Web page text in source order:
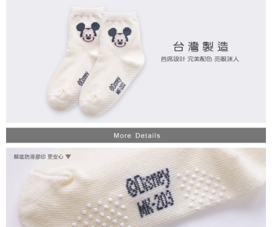
每筆NT$80，滿NT$899(含以上)免運費
每筆NT$80，滿NT$859(含以上)免運費
每筆NT$80，滿NT$899(含以上)免運費
付款後7-11取貨
每筆NT$80，滿NT$859(含以上)免運費
宅配
每筆NT$85，滿NT$859(含以上)免運費